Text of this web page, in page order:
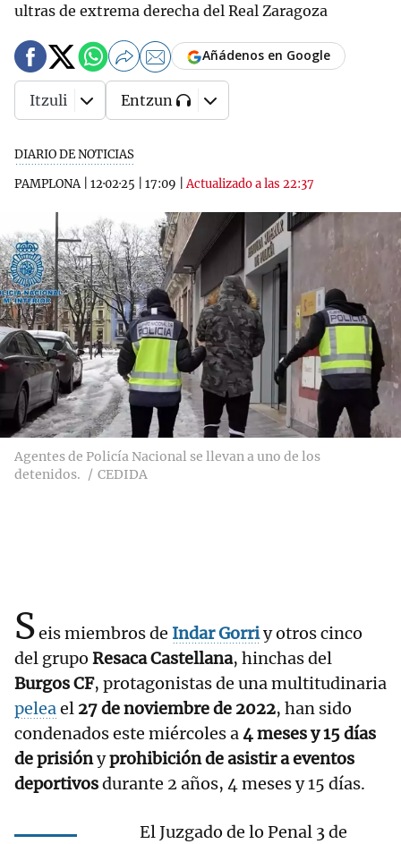
ultras de extrema derecha del Real Zaragoza
DIARIO DE NOTICIAS
PAMPLONA| 12·02·25 17:09 |Actualizado a las 22:37
Añádenos en Google
Itzuli Entzun
Agentes de Policía Nacional se llevan a uno de los
detenidos.
CEDIDA
Seis miembros de Indar Gorriy otros cinco
del grupo Resaca Castellana, hinchas del
Burgos CF, protagonistas de una multitudinaria
peleael 27 de noviembre de 2022, han sido
condenados este miércoles a4 meses y 15 días
de prisiónyprohibición de asistir a eventos
deportivosdurante 2 años, 4 meses y 15 días.
El Juzgado de lo Penal 3 de